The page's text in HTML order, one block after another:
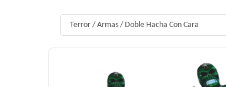
Terror /Armas / Doble Hacha Con Cara